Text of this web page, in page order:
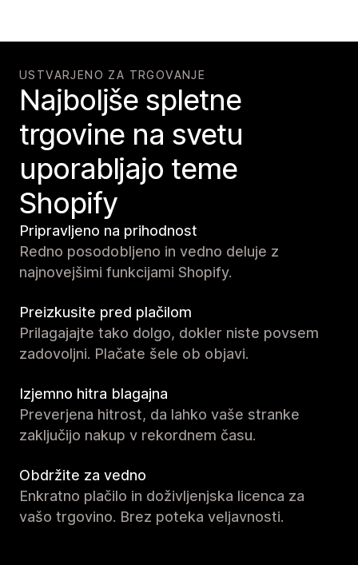
USTVARJENO ZA TRGOVANJE
Najboljše spletne
trgovine na svetu
uporabljajo teme
Shopify
Pripravljeno na prihodnost
Redno posodobljeno in vedno deluje z
najnovejšimi funkcijami Shopify.
Preizkusite pred plačilom
Prilagajajte tako dolgo, dokler niste povsem
zadovoljni. Plačate šele ob objavi.
Izjemno hitra blagajna
Preverjena hitrost, da lahko vaše stranke
zaključijo nakup v rekordnem času.
Obdržite za vedno
Enkratno plačilo in doživljenjska licenca za
vašo trgovino. Brez poteka veljavnosti.